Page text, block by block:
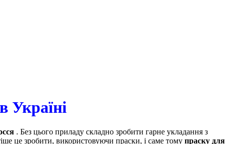
Україні
. Без цього приладу складно зробити гарне укладання з
це зробити, використовуючи праски, і саме тому праску для